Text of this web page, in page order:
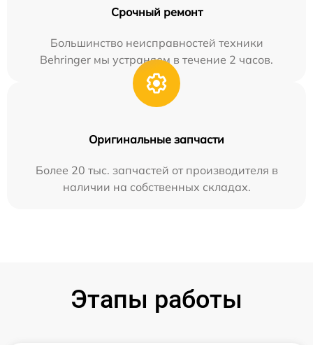
Срочный ремонт
Большинство неисправностей техники
Behringer мы устраняем в течение 2 часов.
Оригинальные запчасти
Более 20 тыс. запчастей от производителя в
наличии на собственных складах.
Этапы работы